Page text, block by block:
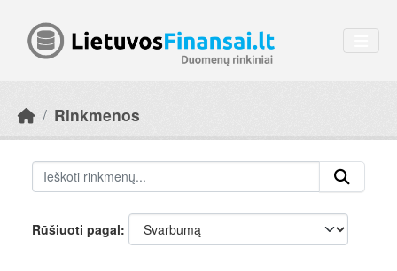
Rinkmenos
Rūšiuoti pagal